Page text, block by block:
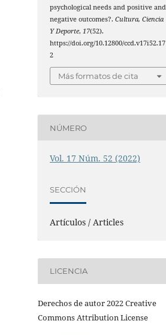
psychological needs and positive and
negative outcomes?.Cultura, Ciencia
Y Deporte,17(52).
https://doi.org/10.12800/
2
Más formatos de cita
NÚMERO
Vol. 17 Núm. 52 (2022)
SECCIÓN
Artículos / Articles
LICENCIA
Derechos de autor 2022 Creative
Commons Attribution License